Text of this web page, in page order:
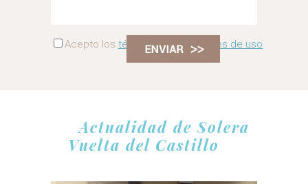
Acepto los términos y condiciones de uso
Actualidad de Solera
Vuelta del Castillo